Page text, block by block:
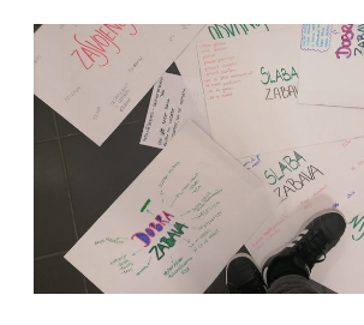
V
Posavju
žuramo
alkohola
2023